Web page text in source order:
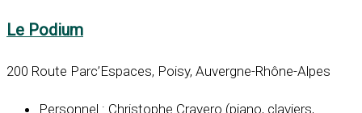
Le Podium
200 Route Parc’Espaces, Poisy, Auvergne-Rhône-Alpes
Personnel : Christophe Cravero (piano, claviers,